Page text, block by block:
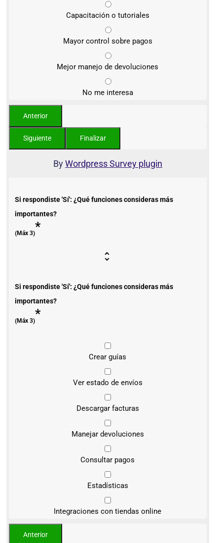
Capacitación o tutoriales
Mayor control sobre pagos
Mejor manejo de devoluciones
No me interesa
ByWordpress Survey plugin
Si respondiste 'Sí': ¿Qué funciones consideras más
importantes?
(Máx 3)*
Si respondiste 'Sí': ¿Qué funciones consideras más
importantes?
(Máx 3)*
Crear guías
Ver estado de envíos
Descargar facturas
Manejar devoluciones
Consultar pagos
Estadísticas
Integraciones con tiendas online